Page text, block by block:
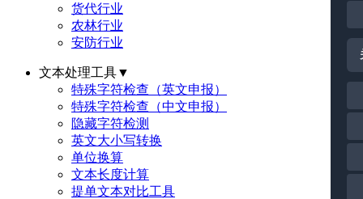
货代行业
农林行业
安防行业
文本处理工具▼
特殊字符检查（英文申报）
特殊字符检查（中文申报）
隐藏字符检测
英文大小写转换
单位换算
文本长度计算
提单文本对比工具